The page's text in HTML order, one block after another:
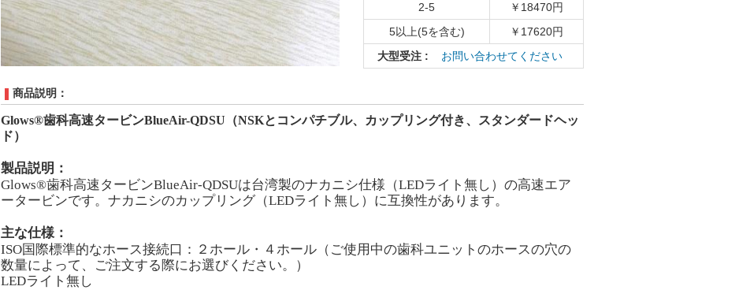
2-5
￥18470円
5以上(5を含む)
￥17620円
大型受注 : お問い合わせてください
商品説明：
Glows®歯科高速タービンBlueAir-QDSU（NSKとコンパチブル、カップリング付き、スタンダードヘッ
ド）
製品説明：
Glows®歯科高速タービンBlueAir-QDSUは台湾製のナカニシ仕様（LEDライト無し）の高速エア
ータービンです。ナカニシのカップリング（LEDライト無し）に互換性があります。
主な仕様：
ISO国際標準的なホース接続口： ２ホール・４ホール（ご使用中の歯科ユニットのホースの穴の
数量によって、ご注文する際にお選びください。）
LEDライト無し